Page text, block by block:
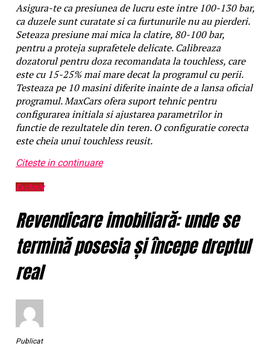
Asigura-te ca presiunea de lucru este intre 100-130 bar,
ca duzele sunt curatate si ca furtunurile nu au pierderi.
Seteaza presiune mai mica la clatire, 80-100 bar,
pentru a proteja suprafetele delicate. Calibreaza
dozatorul pentru doza recomandata la touchless, care
este cu 15-25% mai mare decat la programul cu perii.
Testeaza pe 10 masini diferite inainte de a lansa oficial
programul. MaxCars ofera suport tehnic pentru
configurarea initiala si ajustarea parametrilor in
functie de rezultatele din teren. O configuratie corecta
este cheia unui touchless reusit.
Citeste in continuare
Exclusiv
Revendicare imobiliară: unde se
termină posesia și începe dreptul
real
Publicat